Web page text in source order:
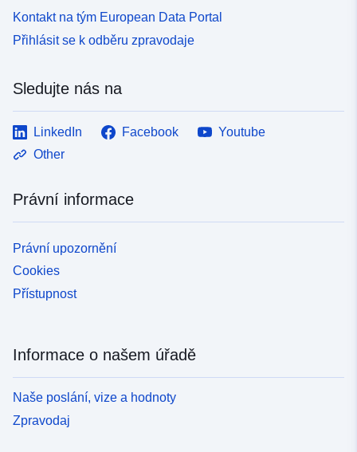
Kontakt na tým European Data Portal
Přihlásit se k odběru zpravodaje
Sledujte nás na
LinkedIn Facebook
Youtube
Other
Právní informace
Právní upozornění
Cookies
Přístupnost
Informace o našem úřadě
Naše poslání, vize a hodnoty
Zpravodaj